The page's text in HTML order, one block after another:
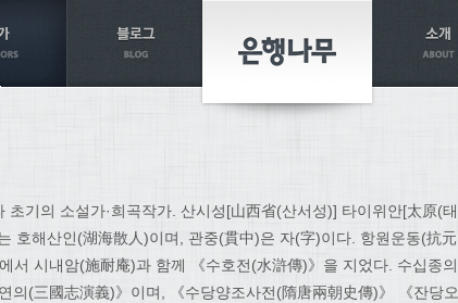
초기의 소설가·희곡작가. 산시성[山西省(산서성)] 타이위안[太原(태
호해산인(湖海散人)이며, 관중(貫中)은 자(字)이다. 항원운동(抗元
서 시내암(施耐庵)과 함께 《수호전(水滸傳)》을 지었다. 수십종의
의(三國志演義)》이며, 《수당양조사전(隋唐兩朝史傳)》 《잔당오